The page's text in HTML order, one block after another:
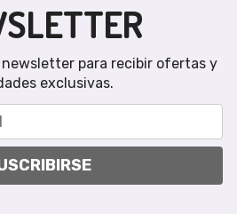
para recibir ofertas y
exclusivas.